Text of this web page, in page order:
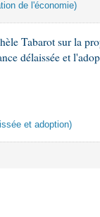
de l'économie)
Tabarot sur la
délaissée et
et adoption)